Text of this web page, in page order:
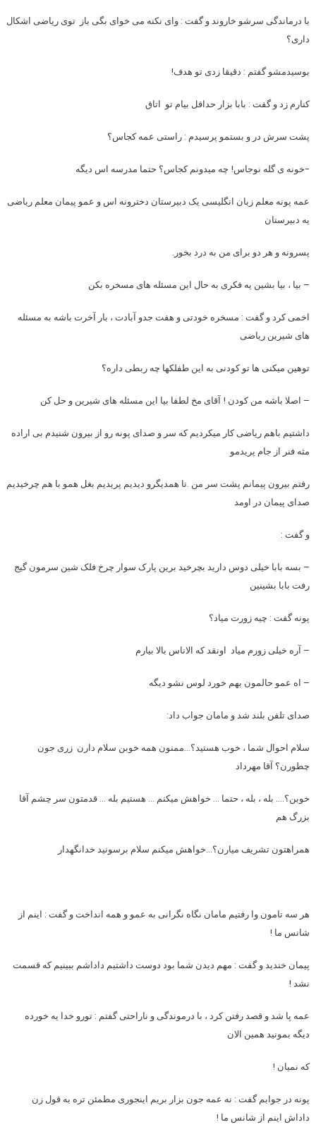
با درماندگی سرشو خاروند و گفت : وای نکنه می خوای بگی باز توی ریاضی اشکال
داری؟
بوسیدمشو گفتم : دقیقا زدی تو هدف!
کنارم زد و گفت : بابا بزار حداقل بیام تو اتاق
پشت سرش در و بستمو پرسیدم : راستی عمه کجاس؟
-خونه ی گله نوجاس! چه میدونم کجاس؟ حتما مدرسه اس دیگه
عمه پونه معلم زبان انگلیسی یک دبیرستان دخترونه اس و عمو پیمان معلم ریاضی
یه دبیرستان
پسرونه و هر دو برای من به درد بخور.
– بیا ، بیا بشین یه فکری به حال این مسئله های مسخره بکن
اخمی کرد و گفت : مسخره خودتی و هفت جدو آبادت ، بار آخرت باشه به مسئله
های شیرین ریاضی
توهین میکنی ها تو کودنی به این طفلکها چه ربطی داره؟
– اصلا باشه من کودن ! آقای مخ لطفا بیا این مسئله های شیرین و حل کن
داشتیم باهم ریاضی کار میکردیم که سر و صدای پونه رو از بیرون شنیدم بی اراده
مثه فنر از جام پریدمو
رفتم بیرون پیمانم پشت سر من .تا همدیگرو دیدیم پریدیم بغل همو با هم چرخیدیم
صدای پیمان در اومد
و گفت :
– بسه بابا خیلی دوس دارید بچرخید برین پارک سوار چرخ فلک شین سرمون گیج
رفت بابا بشینین
پونه گفت : چیه زورت میاد؟
– آره خیلی زورم میاد اونقد که الاناس بالا بیارم
– اه عمو حالمون بهم خورد لوس نشو دیگه
صدای تلفن بلند شد و مامان جواب داد:
سلام احوال شما ، خوب هستید؟…ممنون همه خوبن سلام دارن زری جون
چطورن؟ آقا مهرداد
خوبن؟…. بله ، بله ، حتما … خواهش میکنم … هستیم بله … قدمتون سر چشم آقا
بزرگ هم
همراهتون تشریف میارن؟…خواهش میکنم سلام برسونید خدانگهدار
هر سه تامون وا رفتیم مامان نگاه نگرانی به عمو و همه انداخت و گفت : اینم از
شانس ما !
پیمان خندید و گفت : مهم دیدن شما بود دوست داشتیم داداشم ببینیم که قسمت
نشد !
عمه پا شد و قصد رفتن کرد ، با درموندگی و ناراحتی گفتم : تورو خدا یه خورده
دیگه بمونید همین الان
که نمیان !
پونه در جوابم گفت : نه عمه جون بزار بریم اینجوری مطمئن تره به قول زن
داداش اینم از شانس ما !